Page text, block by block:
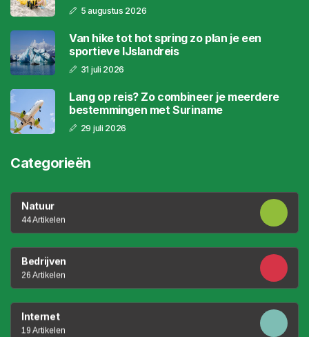
5 augustus 2026
Van hike tot hot spring zo plan je een
sportieve IJslandreis
31 juli 2026
Lang op reis? Zo combineer je meerdere
bestemmingen met Suriname
29 juli 2026
Categorieën
Natuur
44 Artikelen
Bedrijven
26 Artikelen
Internet
19 Artikelen